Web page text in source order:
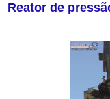
Reator de